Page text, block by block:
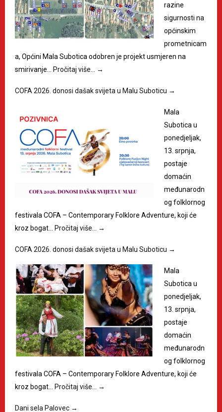
razine
sigurnosti na
općinskim
prometnicam
a, Općini Mala Subotica odobren je projekt usmjeren na
smirivanje…
Pročitaj više… →
COFA 2026. donosi dašak svijeta u Malu Suboticu →
Mala
Subotica u
ponedjeljak,
13. srpnja,
postaje
domaćin
međunarodn
og folklornog
festivala COFA – Contemporary Folklore Adventure, koji će
kroz bogat…
Pročitaj više… →
COFA 2026. donosi dašak svijeta u Malu Suboticu →
Mala
Subotica u
ponedjeljak,
13. srpnja,
postaje
domaćin
međunarodn
og folklornog
festivala COFA – Contemporary Folklore Adventure, koji će
kroz bogat…
Pročitaj više… →
Dani sela Palovec →